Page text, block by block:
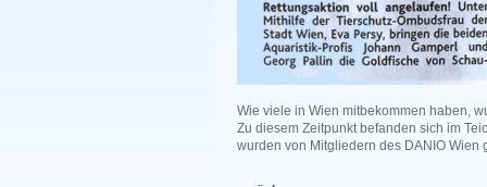
Wie viele in Wien mitbekommen haben,
Zu diesem Zeitpunkt befanden sich im
wurden von Mitgliedern des DANIO